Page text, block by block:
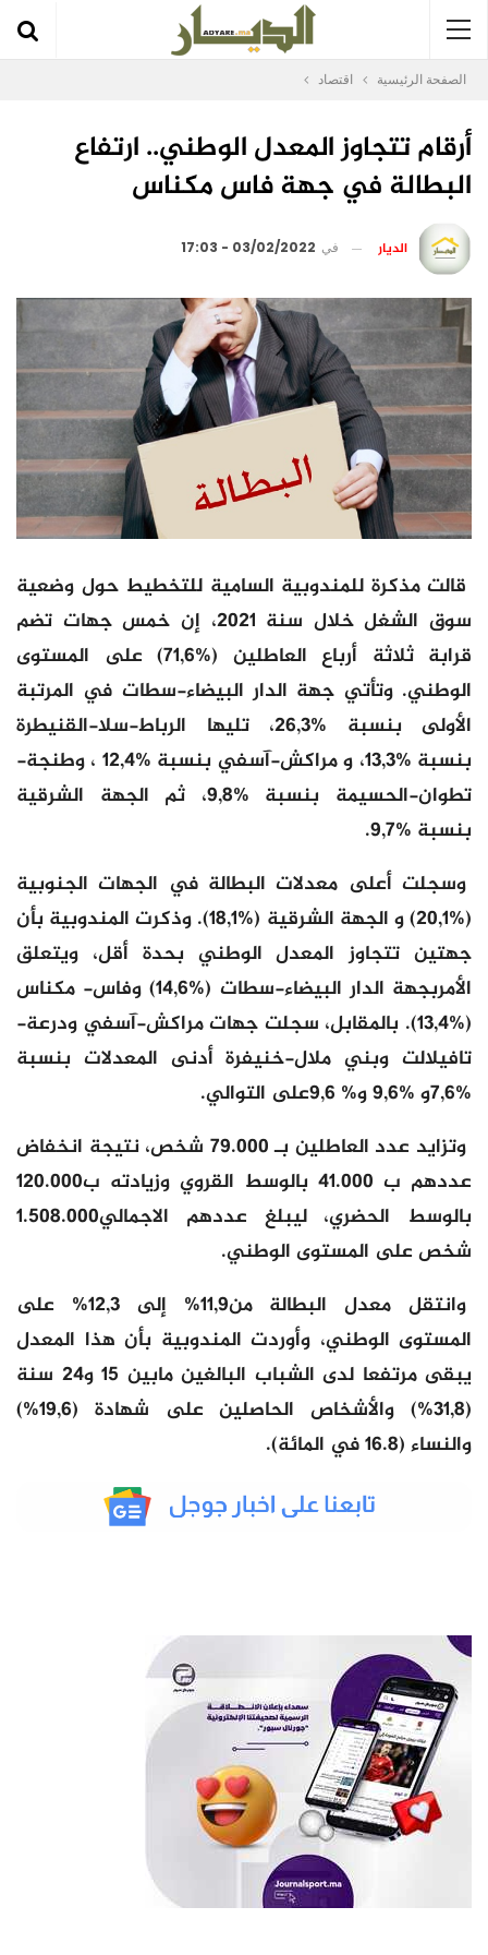
الصفحة الرئيسية اقتصاد
أرقام تتجاوز المعدل الوطني.. ارتفاع
البطالة في جهة فاس مكناس
الديار في 03/02/2022 - 17:03
قالت مذكرة للمندوبية السامية للتخطيط حول وضعية
سوق الشغل خلال سنة 2021، إن خمس جهات تضم
قرابة ثلاثة أرباع العاطلين (%71,6) على المستوى
الوطني. وتأتي جهة الدار البيضاء-سطات في المرتبة
الأولى بنسبة %26,3، تليها الرباط-سلا-القنيطرة
بنسبة %13,3، و مراكش-آسفي بنسبة %12,4 ، وطنجة-
تطوان-الحسيمة بنسبة %9,8، ثم الجهة الشرقية
بنسبة %9,7.
وسجلت أعلى معدلات البطالة في الجهات الجنوبية
(%20,1) و الجهة الشرقية (%18,1). وذكرت المندوبية بأن
جهتين تتجاوز المعدل الوطني بحدة أقل، ويتعلق
الأمربجهة الدار البيضاء-سطات (%14,6) وفاس- مكناس
(%13,4). بالمقابل، سجلت جهات مراكش-آسفي ودرعة-
تافيلالت وبني ملال-خنيفرة أدنى المعدلات بنسبة
%7,6و %9,6 و% 9,6على التوالي.
وتزايد عدد العاطلين بـ 79.000 شخص، نتيجة انخفاض
عددهم ب 41.000 بالوسط القروي وزيادته ب120.000
بالوسط الحضري، ليبلغ عددهم الاجمالي1.508.000
شخص على المستوى الوطني.
وانتقل معدل البطالة من11,9% إلى 12,3% على
المستوى الوطني، وأوردت المندوبية بأن هذا المعدل
يبقى مرتفعا لدى الشباب البالغين مابين 15 و24 سنة
(31,8%) والأشخاص الحاصلين على شهادة (19,6%)
والنساء (16.8 في المائة).